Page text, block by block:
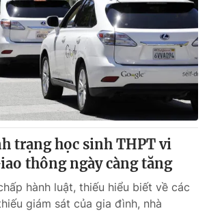
trạng học sinh THPT vi
thông ngày càng tăng
hành luật, thiếu hiểu biết về các
giám sát của gia đình, nhà